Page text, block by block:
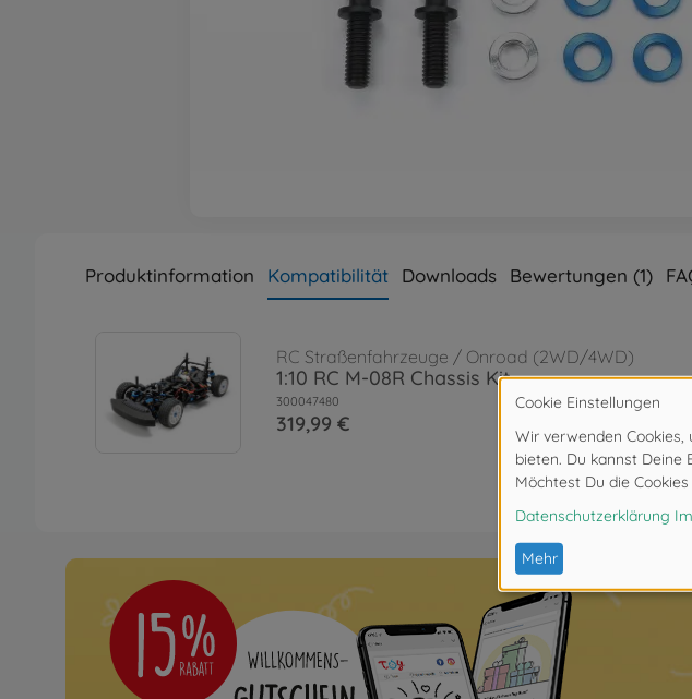
Produktinformation Kompatibilität Downloads Bewertungen (1)
RC Straßenfahrzeuge / Onroad (2WD/4WD)
1:10 RC M-08R Chassis Kit
300047480
319,99 €